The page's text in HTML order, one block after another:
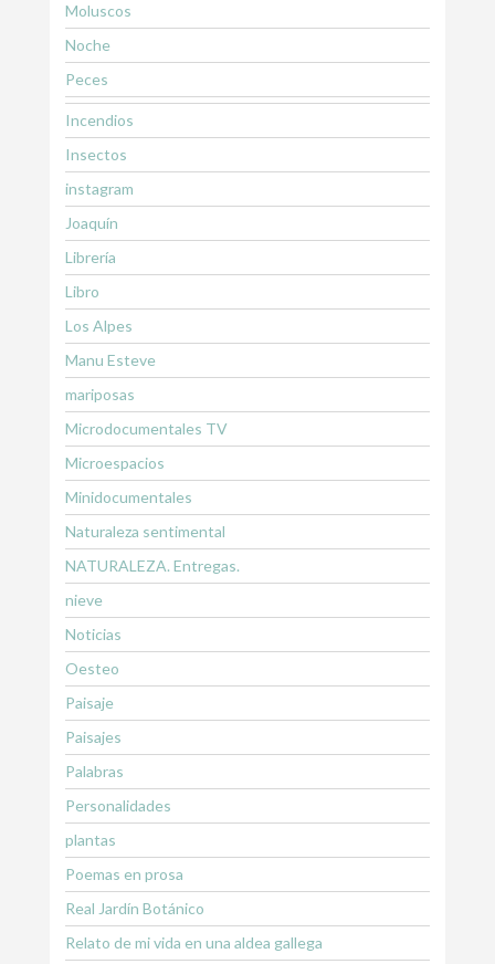
Moluscos
Noche
Peces
Incendios
Insectos
instagram
Joaquín
Librería
Libro
Los Alpes
Manu Esteve
mariposas
Microdocumentales TV
Microespacios
Minidocumentales
Naturaleza sentimental
NATURALEZA. Entregas.
nieve
Noticias
Oesteo
Paisaje
Paisajes
Palabras
Personalidades
plantas
Poemas en prosa
Real Jardín Botánico
Relato de mi vida en una aldea gallega